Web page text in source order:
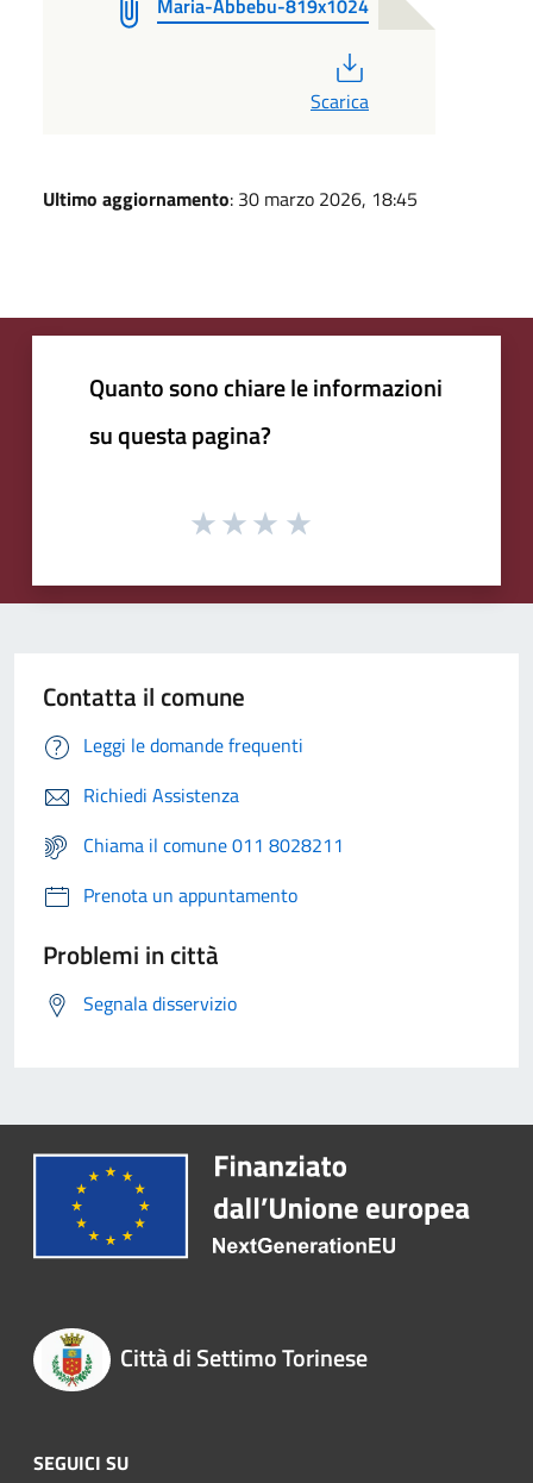
Scarica
Ultimo aggiornamento: 30 marzo 2026, 18:45
Quanto sono chiare le informazioni
su questa pagina?
Contatta il comune
Leggi le domande frequenti
Richiedi Assistenza
Chiama il comune 011 8028211
Prenota un appuntamento
Problemi in città
Segnala disservizio
Città di Settimo Torinese
SEGUICI SU